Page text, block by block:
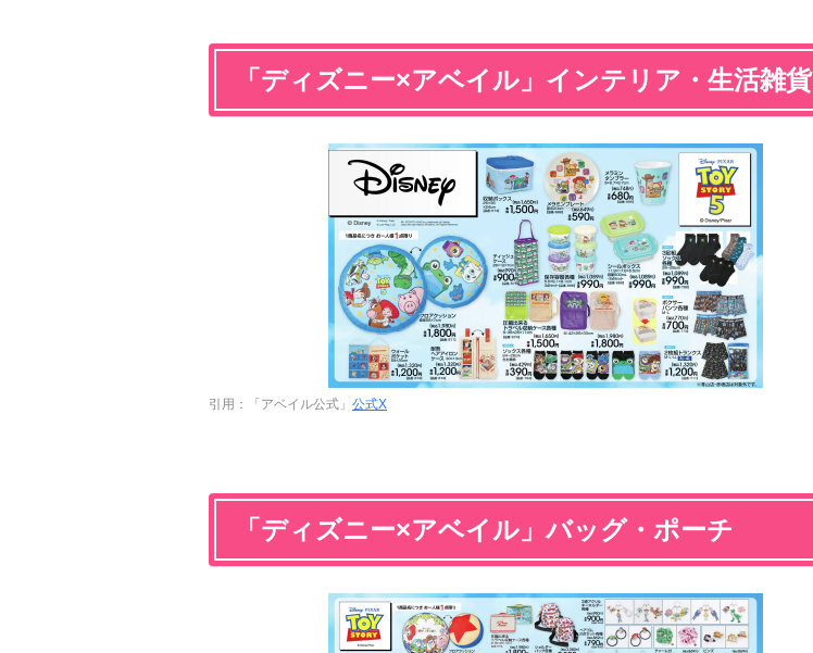
「ディズニー×アベイル」インテリア・生活雑貨
引用：「アベイル公式」 公式X
「ディズニー×アベイル」バッグ・ポーチ